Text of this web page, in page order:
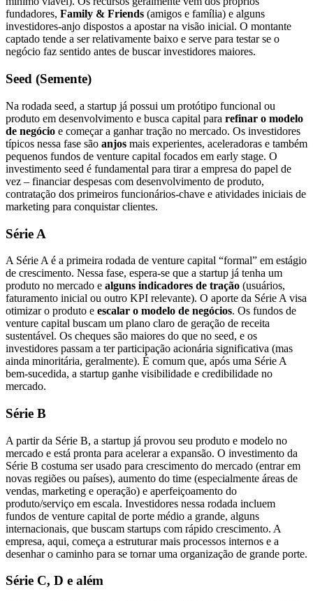
fundadores, Family & Friends (amigos e família) e alguns
investidores-anjo dispostos a apostar na visão inicial. O montante
captado tende a ser relativamente baixo e serve para testar se o
negócio faz sentido antes de buscar investidores maiores.
Seed (Semente)
Na rodada seed, a startup já possui um protótipo funcional ou
produto em desenvolvimento e busca capital para refinar o modelo
de negócio e começar a ganhar tração no mercado. Os investidores
típicos nessa fase são anjos mais experientes, aceleradoras e também
pequenos fundos de venture capital focados em early stage. O
investimento seed é fundamental para tirar a empresa do papel de
vez – financiar despesas com desenvolvimento de produto,
contratação dos primeiros funcionários-chave e atividades iniciais de
marketing para conquistar clientes.
Série A
A Série A é a primeira rodada de venture capital “formal” em estágio
de crescimento. Nessa fase, espera-se que a startup já tenha um
produto no mercado e alguns indicadores de tração (usuários,
faturamento inicial ou outro KPI relevante). O aporte da Série A visa
otimizar o produto e escalar o modelo de negócios. Os fundos de
venture capital buscam um plano claro de geração de receita
sustentável. Os cheques são maiores do que no seed, e os
investidores passam a ter participação acionária significativa (mas
ainda minoritária, geralmente). É comum que, após uma Série A
bem-sucedida, a startup ganhe visibilidade e credibilidade no
mercado.
Série B
A partir da Série B, a startup já provou seu produto e modelo no
mercado e está pronta para acelerar a expansão. O investimento da
Série B costuma ser usado para crescimento do mercado (entrar em
novas regiões ou países), aumento do time (especialmente áreas de
vendas, marketing e operação) e aperfeiçoamento do
produto/serviço em escala. Investidores nessa rodada incluem
fundos de venture capital de porte médio a grande, alguns
internacionais, que buscam startups com rápido crescimento. A
empresa, aqui, começa a estruturar mais processos internos e a
desenhar o caminho para se tornar uma organização de grande porte.
Série C, D e além